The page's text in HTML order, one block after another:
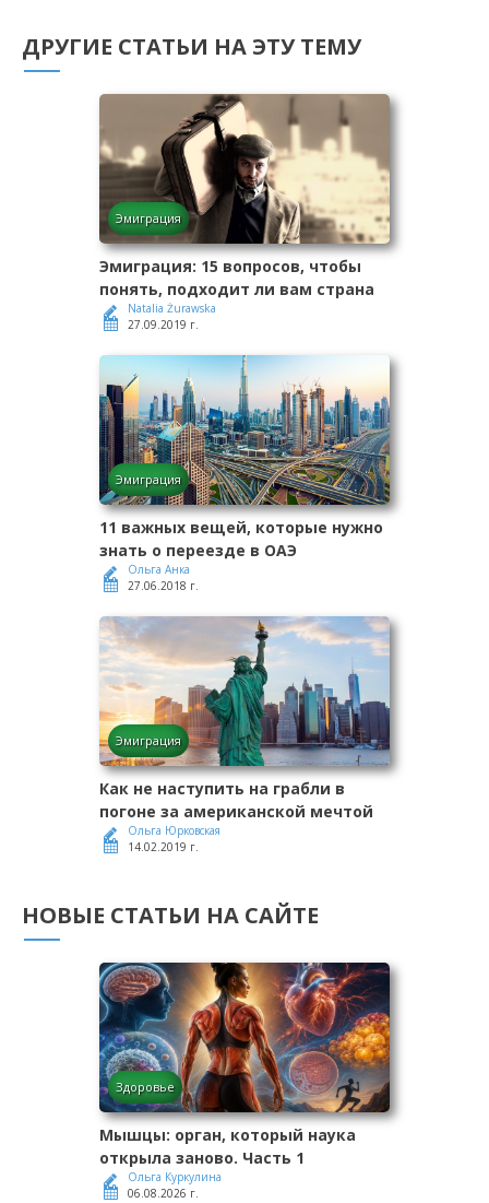
ДРУГИЕ СТАТЬИ НА ЭТУ ТЕМУ
Эмиграция
Эмиграция: 15 вопросов, чтобы
понять, подходит ли вам страна
Natalia Żurawska
27.09.2019 г.
Эмиграция
11 важных вещей, которые нужно
знать о переезде в ОАЭ
Ольга Анка
27.06.2018 г.
Эмиграция
Как не наступить на грабли в
погоне за американской мечтой
Ольга Юрковская
14.02.2019 г.
НОВЫЕ СТАТЬИ НА САЙТЕ
Здоровье
Мышцы: орган, который наука
открыла заново. Часть 1
Ольга Куркулина
06.08.2026 г.